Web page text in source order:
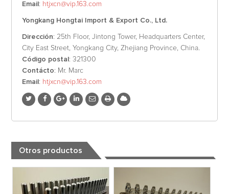
Email : htjxcn@vip.163.com
Yongkang Hongtai Import & Export Co., Ltd.
Dirección: 25th Floor, Jintong Tower, Headquarters Center,
City East Street, Yongkang City, Zhejiang Province, China.
Código postal : 321300
Contácto: Mr. Marc
Email : htjxcn@vip.163.com
Otros productos